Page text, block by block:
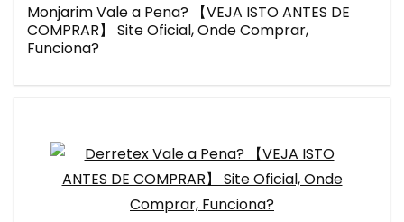
Monjarim Vale a Pena? 【VEJA ISTO ANTES DE
COMPRAR】 Site Oficial, Onde Comprar,
Funciona?